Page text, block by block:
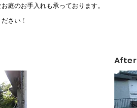
庭のお手入れも承っております。
さい！
​After